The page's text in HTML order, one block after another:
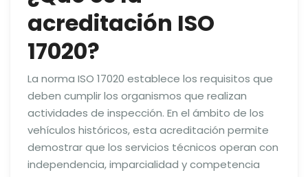
acreditación ISO
17020?
La norma ISO 17020 establece los requisitos que
deben cumplir los organismos que realizan
actividades de inspección. En el ámbito de los
vehículos históricos, esta acreditación permite
demostrar que los servicios técnicos operan con
independencia, imparcialidad y competencia